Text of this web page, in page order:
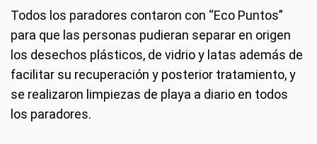
Todos los paradores contaron con “Eco Puntos”
para que las personas pudieran separar en origen
los desechos plásticos, de vidrio y latas además de
facilitar su recuperación y posterior tratamiento, y
se realizaron limpiezas de playa a diario en todos
los paradores.